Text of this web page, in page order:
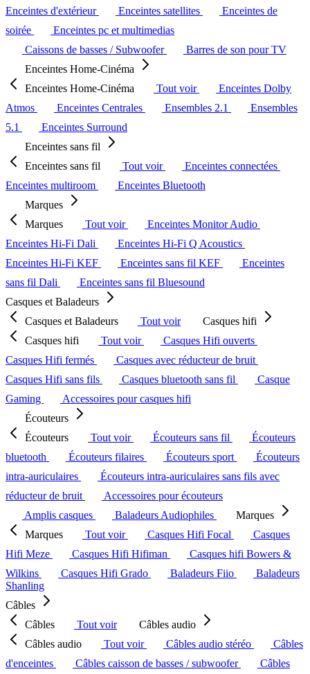
Enceintes d'extérieur
Enceintes satellites
Enceintes de
soirée
Enceintes pc et multimedias
Caissons de basses / Subwoofer
Barres de son pour TV
Enceintes Home-Cinéma
Enceintes Home-Cinéma
Tout voir
Enceintes Dolby
Atmos
Enceintes Centrales Ensembles 2.1
Ensembles
5.1
Enceintes Surround
Enceintes sans fil
Enceintes sans fil
Tout voir
Enceintes connectées
Enceintes multiroom
Enceintes Bluetooth
Marques
Marques
Tout voir
Enceintes Monitor Audio
Enceintes Hi-Fi Dali
Enceintes Hi-Fi Q Acoustics
Enceintes Hi-Fi KEF
Enceintes sans fil KEF
Enceintes
sans fil Dali
Enceintes sans fil Bluesound
Casques et Baladeurs
Casques et Baladeurs
Tout voir
Casques hifi
Casques hifi
Tout voir
Casques Hifi ouverts
Casques Hifi fermés
Casques avec réducteur de bruit
Casques Hifi sans fils
Casques bluetooth sans fil
Casque
Gaming
Accessoires pour casques hifi
Écouteurs
Écouteurs
Tout voir Écouteurs sans fil
Écouteurs
bluetooth
Écouteurs filaires Écouteurs sport
Écouteurs
intra-auriculaires
Écouteurs intra-auriculaires sans fils avec
réducteur de bruit
Accessoires pour écouteurs
Amplis casques
Baladeurs Audiophiles
Marques
Marques
Tout voir Casques Hifi Focal
Casques
Hifi Meze
Casques Hifi Hifiman
Casques hifi Bowers &
Wilkins
Casques Hifi Grado Baladeurs Fiio
Baladeurs
Shanling
Câbles
Câbles
Tout voir
Câbles audio
Câbles audio
Tout voir Câbles audio stéréo
Câbles
d'enceintes
Câbles caisson de basses / subwoofer
Câbles